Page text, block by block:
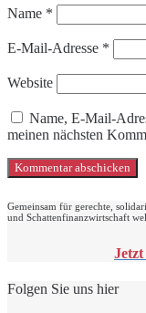
Name *
E-Mail-Adresse *
Website
Name, E-Mail-
meinen nächsten
Gemeinsam für gerechte,
und Schattenfinanzwirtschaft
Folgen Sie uns hier